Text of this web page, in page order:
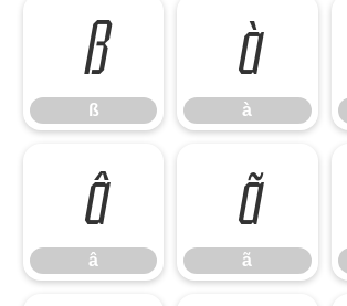
ß
ß
à
à
â
â
ã
ã